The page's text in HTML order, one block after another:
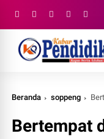
Beranda soppeng
Bertempat